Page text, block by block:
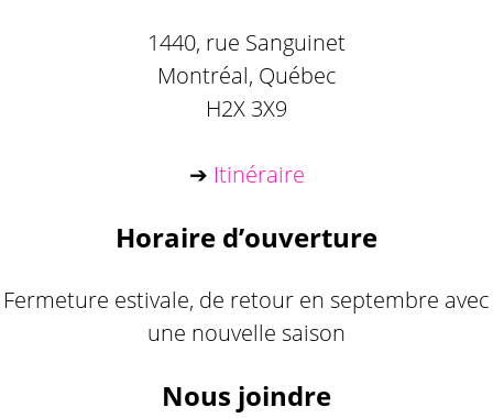
1440, rue Sanguinet
Montréal, Québec
H2X 3X9
➔ Itinéraire
Horaire d’ouverture
Fermeture estivale, de retour en septembre avec
une nouvelle saison
Nous joindre